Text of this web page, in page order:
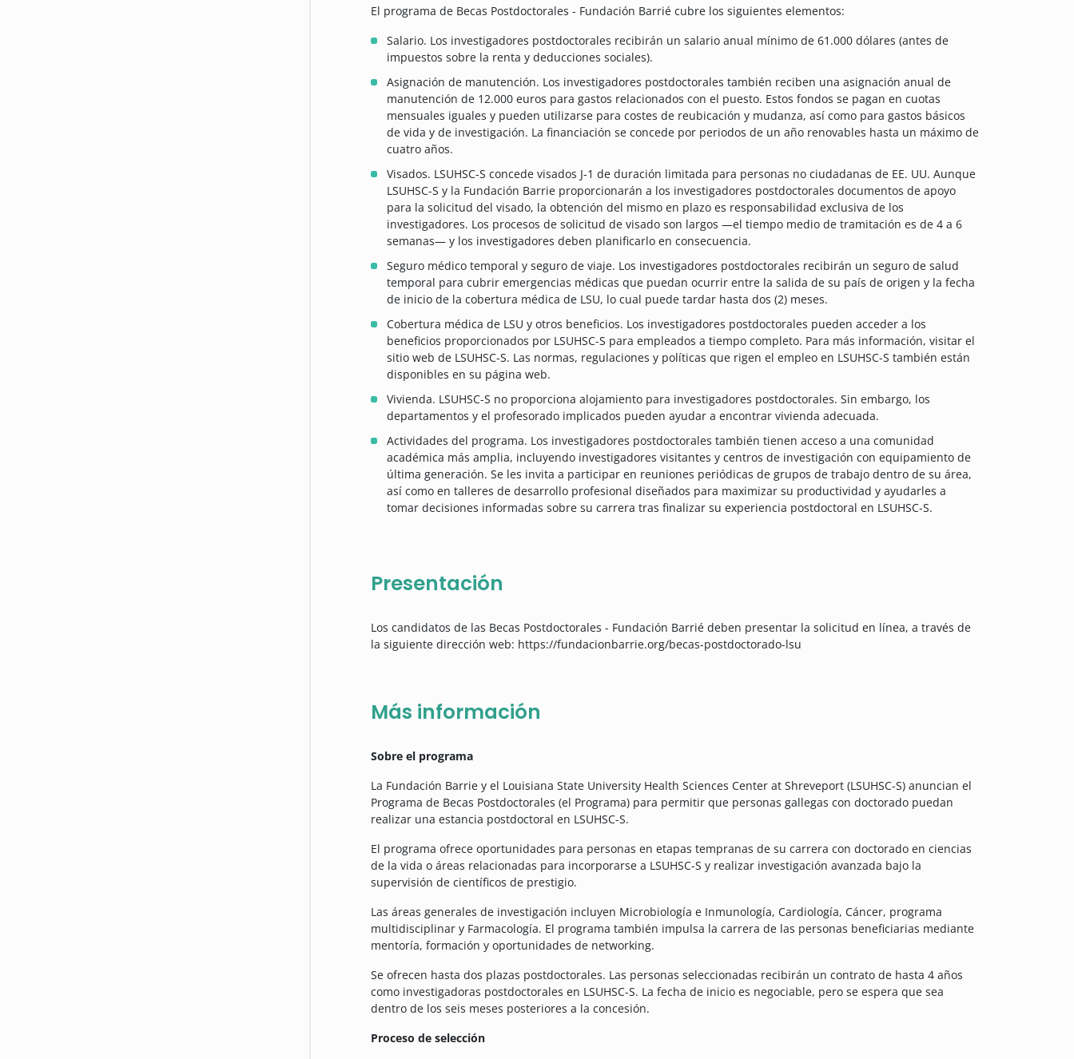
El programa de Becas Postdoctorales - Fundación Barrié cubre los siguientes elementos:
Salario. Los investigadores postdoctorales recibirán un salario anual mínimo de 61.000 dólares (antes de
impuestos sobre la renta y deducciones sociales).
Asignación de manutención. Los investigadores postdoctorales también reciben una asignación anual de
manutención de 12.000 euros para gastos relacionados con el puesto. Estos fondos se pagan en cuotas
mensuales iguales y pueden utilizarse para costes de reubicación y mudanza, así como para gastos básicos
de vida y de investigación. La financiación se concede por periodos de un año renovables hasta un máximo de
cuatro años.
Visados. LSUHSC-S concede visados J-1 de duración limitada para personas no ciudadanas de EE. UU. Aunque
LSUHSC-S y la Fundación Barrie proporcionarán a los investigadores postdoctorales documentos de apoyo
para la solicitud del visado, la obtención del mismo en plazo es responsabilidad exclusiva de los
investigadores. Los procesos de solicitud de visado son largos —el tiempo medio de tramitación es de 4 a 6
semanas— y los investigadores deben planificarlo en consecuencia.
Seguro médico temporal y seguro de viaje. Los investigadores postdoctorales recibirán un seguro de salud
temporal para cubrir emergencias médicas que puedan ocurrir entre la salida de su país de origen y la fecha
de inicio de la cobertura médica de LSU, lo cual puede tardar hasta dos (2) meses.
Cobertura médica de LSU y otros beneficios. Los investigadores postdoctorales pueden acceder a los
beneficios proporcionados por LSUHSC-S para empleados a tiempo completo. Para más información, visitar el
sitio web de LSUHSC-S. Las normas, regulaciones y políticas que rigen el empleo en LSUHSC-S también están
disponibles en su página web.
Vivienda. LSUHSC-S no proporciona alojamiento para investigadores postdoctorales. Sin embargo, los
departamentos y el profesorado implicados pueden ayudar a encontrar vivienda adecuada.
Actividades del programa. Los investigadores postdoctorales también tienen acceso a una comunidad
académica más amplia, incluyendo investigadores visitantes y centros de investigación con equipamiento de
última generación. Se les invita a participar en reuniones periódicas de grupos de trabajo dentro de su área,
así como en talleres de desarrollo profesional diseñados para maximizar su productividad y ayudarles a
tomar decisiones informadas sobre su carrera tras finalizar su experiencia postdoctoral en LSUHSC-S.
Presentación
Los candidatos de las Becas Postdoctorales - Fundación Barrié deben presentar la solicitud en línea, a través de
la siguiente dirección web: https://fundacionbarrie.org/becas-postdoctorado-lsu
Más información
Sobre el programa
La Fundación Barrie y el Louisiana State University Health Sciences Center at Shreveport (LSUHSC-S) anuncian el
Programa de Becas Postdoctorales (el Programa) para permitir que personas gallegas con doctorado puedan
realizar una estancia postdoctoral en LSUHSC-S.
El programa ofrece oportunidades para personas en etapas tempranas de su carrera con doctorado en ciencias
de la vida o áreas relacionadas para incorporarse a LSUHSC-S y realizar investigación avanzada bajo la
supervisión de científicos de prestigio.
Las áreas generales de investigación incluyen Microbiología e Inmunología, Cardiología, Cáncer, programa
multidisciplinar y Farmacología. El programa también impulsa la carrera de las personas beneficiarias mediante
mentoría, formación y oportunidades de networking.
Se ofrecen hasta dos plazas postdoctorales. Las personas seleccionadas recibirán un contrato de hasta 4 años
como investigadoras postdoctorales en LSUHSC-S. La fecha de inicio es negociable, pero se espera que sea
dentro de los seis meses posteriores a la concesión.
Proceso de selección